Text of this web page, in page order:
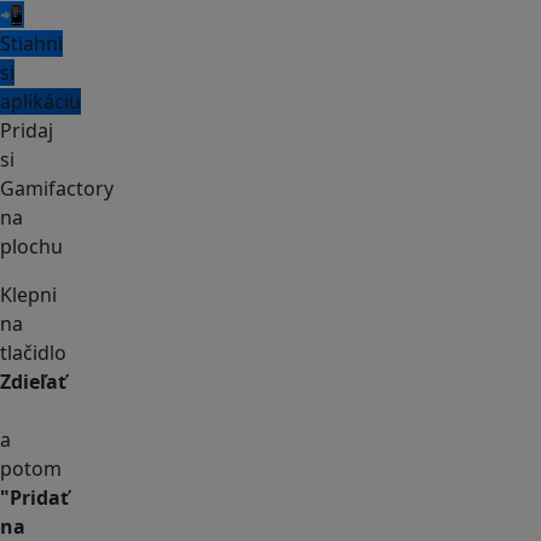
📲
Stiahni
si
aplikáciu
Pridaj
si
Gamifactory
na
plochu
Klepni
na
tlačidlo
Zdieľať
a
potom
"Pridať
na